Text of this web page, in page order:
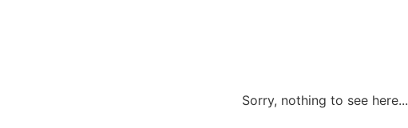
Sorry, nothing to see here...